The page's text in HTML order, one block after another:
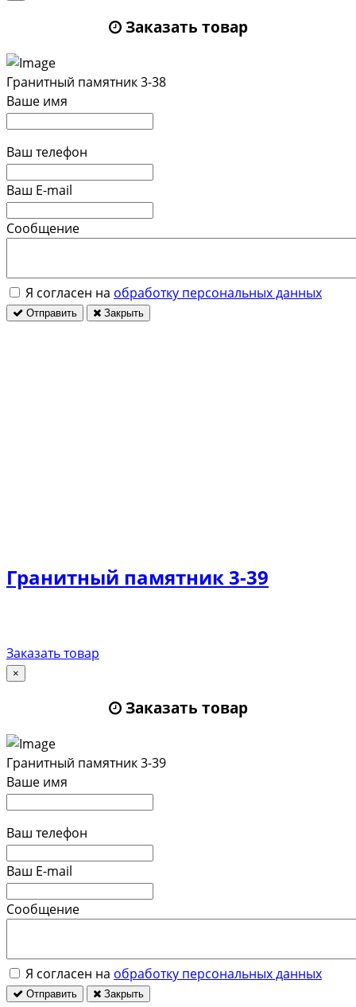
Заказать товар
Гранитный памятник 3-38
Ваше имя
Ваш телефон
Ваш E-mail
Сообщение
Я согласен на обработку персональных данных
Отправить Закрыть
Гранитный памятник 3-39
Заказать товар
×
Заказать товар
Гранитный памятник 3-39
Ваше имя
Ваш телефон
Ваш E-mail
Сообщение
Я согласен на обработку персональных данных
Отправить Закрыть